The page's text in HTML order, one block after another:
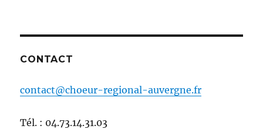
CONTACT
contact@choeur-regional-auvergne.fr
Tél. : 04.73.14.31.03